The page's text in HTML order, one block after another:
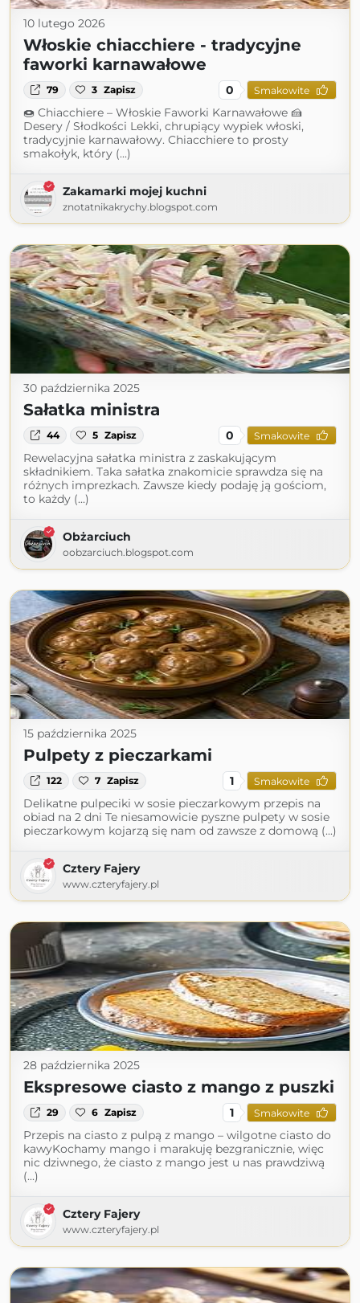
10 lutego 2026
Włoskie chiacchiere - tradycyjne
faworki karnawałowe
79 3 Zapisz 0 Smakowite
🍩 Chiacchiere – Włoskie Faworki Karnawałowe 🍰
Desery / Słodkości Lekki, chrupiący wypiek włoski,
tradycyjnie karnawałowy. Chiacchiere to prosty
smakołyk, który (...)
Zakamarki mojej kuchni
znotatnikakrychy.blogspot.com
30 października 2025
Sałatka ministra
44 5 Zapisz 0 Smakowite
Rewelacyjna sałatka ministra z zaskakującym
składnikiem. Taka sałatka znakomicie sprawdza się na
różnych imprezkach. Zawsze kiedy podaję ją gościom,
to każdy (...)
Obżarciuch
oobzarciuch.blogspot.com
15 października 2025
Pulpety z pieczarkami
122 7 Zapisz 1 Smakowite
Delikatne pulpeciki w sosie pieczarkowym przepis na
obiad na 2 dni Te niesamowicie pyszne pulpety w sosie
pieczarkowym kojarzą się nam od zawsze z domową (...)
Cztery Fajery
www.czteryfajery.pl
28 października 2025
Ekspresowe ciasto z mango z puszki
29 6 Zapisz 1 Smakowite
Przepis na ciasto z pulpą z mango – wilgotne ciasto do
kawyKochamy mango i marakuję bezgranicznie, więc
nic dziwnego, że ciasto z mango jest u nas prawdziwą
(...)
Cztery Fajery
www.czteryfajery.pl